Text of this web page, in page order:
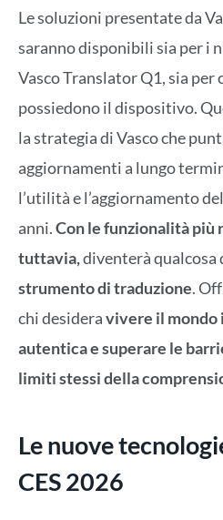
Le soluzioni presentate da
saranno disponibili sia per i
Vasco Translator Q1, sia per
possiedono il dispositivo.
la strategia di Vasco che
aggiornamenti a lungo
l’utilità e l’aggiornamento
anni.Con le funzionalità più
tuttavia,diventerà qualcosa
strumento di traduzione.
chi desideravivere il mondo
autentica e superare le
limiti stessi della
Le nuove
CES 2026